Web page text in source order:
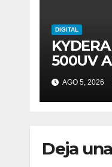
DIGITAL
500UV
DIGITAL
AGO 5, 2026
Deja